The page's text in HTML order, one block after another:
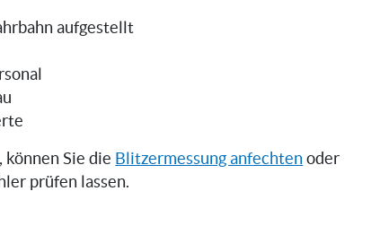
aufgestellt
Sie die Blitzermessung anfechten oder
prüfen lassen.